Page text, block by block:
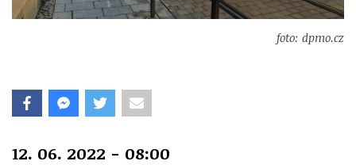
foto: dpmo.cz
12. 06. 2022 - 08:00